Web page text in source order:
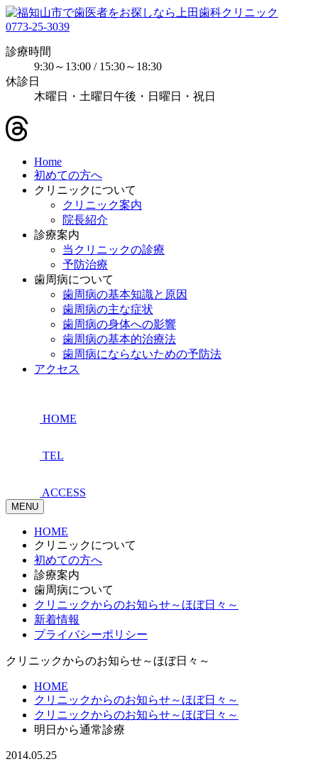
0773-25-3039
診療時間
9:30～13:00 / 15:30～18:30
休診日
木曜日・土曜日午後・日曜日・祝日
Home
初めての方へ
クリニックについて
クリニック案内
院長紹介
診療案内
当クリニックの診療
予防治療
歯周病について
歯周病の基本知識と原因
歯周病の主な症状
歯周病の身体への影響
歯周病の基本的治療法
歯周病にならないための予防法
アクセス
HOME
TEL
ACCESS
MENU
HOME
クリニックについて
初めての方へ
診療案内
歯周病について
クリニックからのお知らせ～ほぼ日々～
新着情報
プライバシーポリシー
クリニックからのお知らせ～ほぼ日々～
HOME
クリニックからのお知らせ～ほぼ日々～
クリニックからのお知らせ～ほぼ日々～
明日から通常診療
2014.05.25